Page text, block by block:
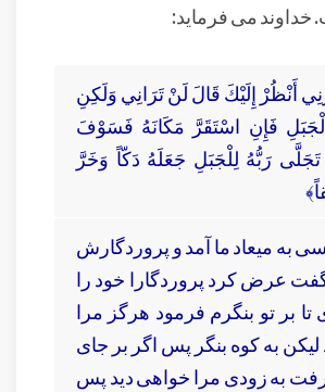
خداوند می فرماید:
أَنْظُرْ إِلَيْكَ قَالَ لَنْ تَرَانِي وَلَكِنِ
فَإِنِ اسْتَقَرَّ مَكَانَهُ فَسَوْفَ
تَجَلَّى رَبُّهُ لِلْجَبَلِ جَعَلَهُ دَكّاً وَخَرَّ
به ميعاد ما آمد و پروردگارش
عرض كرد پروردگارا خود را
تا بر تو بنگرم فرمود هرگز مرا
به كوه بنگر پس اگر بر جاى
به زودى مرا خواهى ديد پس